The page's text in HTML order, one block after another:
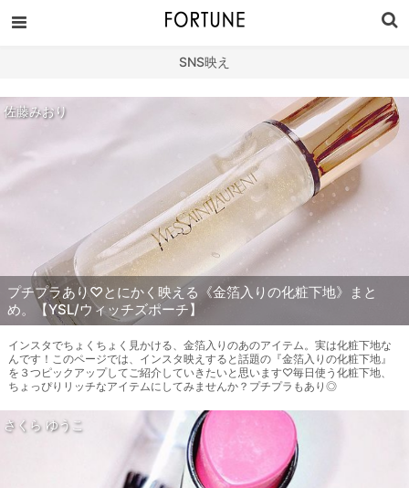
SNS映え
佐藤みおり
プチプラあり♡とにかく映える《金箔入りの化粧下地》まと
め。【YSL/ウィッチズポーチ】
インスタでちょくちょく見かける、金箔入りのあのアイテム。実は化粧下地な
んです！このページでは、インスタ映えすると話題の『金箔入りの化粧下地』
を３つピックアップしてご紹介していきたいと思います♡毎日使う化粧下地、
ちょっぴりリッチなアイテムにしてみませんか？プチプラもあり◎
さくら ゆうこ